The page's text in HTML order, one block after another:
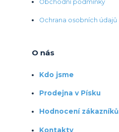
Obchodní podmínky
Ochrana osobních údajů
O nás
Kdo jsme
Prodejna v Písku
Hodnocení zákazníků
Kontakty